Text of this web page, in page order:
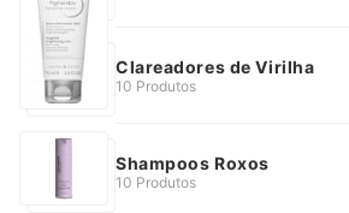
Clareadores de Virilha
10 Produtos
Shampoos Roxos
10 Produtos